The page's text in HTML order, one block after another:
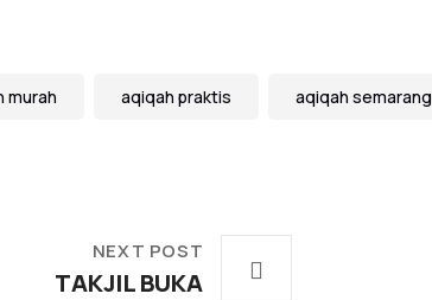
murah aqiqah praktis aqiqah semarang
NEXT POST
TAKJIL BUKA